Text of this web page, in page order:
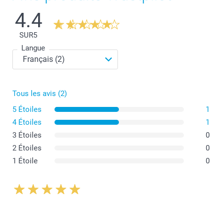
Dimensions de la petite boîte :
Dimensions de la grande boîte :
4.4
SUR5
Langue
Tous les avis (2)
5 Étoiles
1
4 Étoiles
1
3 Étoiles
0
2 Étoiles
0
1 Étoile
0